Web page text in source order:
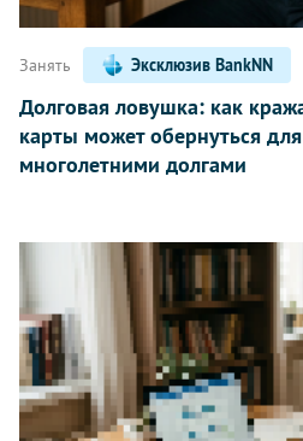
Занять Эксклюзив BankNN
Долговая ловушка: как
карты может обернуться
многолетними долгами